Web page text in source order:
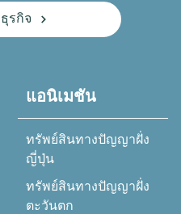
รกิจ
แอนิเมชัน
ทรัพย์สินทางปัญญาฝั่ง
ญี่ปุ่น
ทรัพย์สินทางปัญญาฝั่ง
ตะวันตก